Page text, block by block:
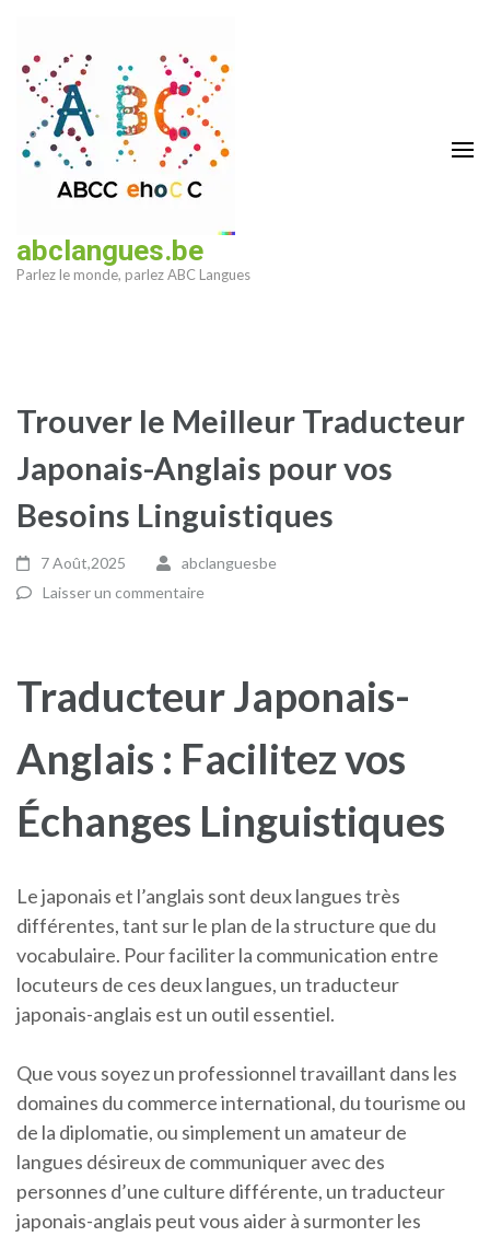
contenu
(Pressez
Entrée)
abclangues.be
Parlez le monde, parlez ABC Langues
Trouver le Meilleur Traducteur
Japonais-Anglais pour vos
Besoins Linguistiques
7 Août,2025
abclanguesbe
Laisser un commentaire
Traducteur Japonais-
Anglais : Facilitez vos
Échanges Linguistiques
Le japonais et l’anglais sont deux langues très
différentes, tant sur le plan de la structure que du
vocabulaire. Pour faciliter la communication entre
locuteurs de ces deux langues, un traducteur
japonais-anglais est un outil essentiel.
Que vous soyez un professionnel travaillant dans les
domaines du commerce international, du tourisme ou
de la diplomatie, ou simplement un amateur de
langues désireux de communiquer avec des
personnes d’une culture différente, un traducteur
japonais-anglais peut vous aider à surmonter les